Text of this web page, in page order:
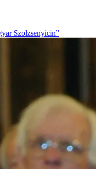
Szolzsenyicin”